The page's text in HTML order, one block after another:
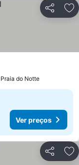
Partilhar
do Notte
Ver preços
Partilhar